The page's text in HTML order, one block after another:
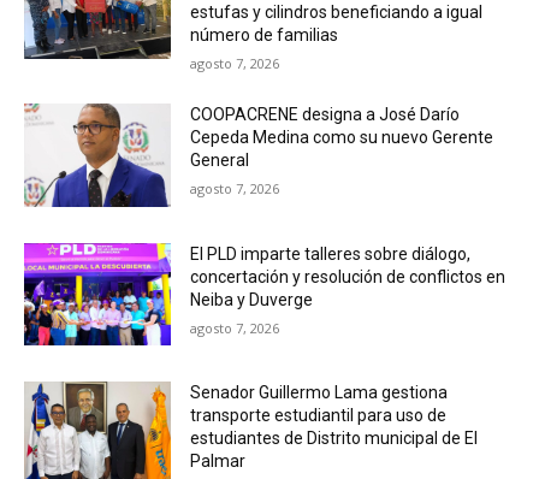
estufas y cilindros beneficiando a igual
número de familias
agosto 7, 2026
COOPACRENE designa a José Darío
Cepeda Medina como su nuevo Gerente
General
agosto 7, 2026
El PLD imparte talleres sobre diálogo,
concertación y resolución de conflictos en
Neiba y Duverge
agosto 7, 2026
Senador Guillermo Lama gestiona
transporte estudiantil para uso de
estudiantes de Distrito municipal de El
Palmar